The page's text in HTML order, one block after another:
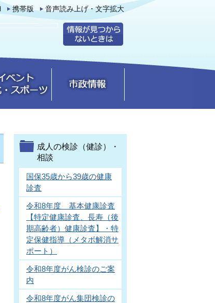
携帯版 音声読み上げ・文字拡大
成人の検診（健診）・
相談
国保35歳から39歳の健康
診査
令和8年度 基本健康診査
【特定健康診査、長寿（後
期高齢者）健康診査】・特
定保健指導（メタボ解消サ
ポート）
令和8年度がん検診のご案
内
令和8年度がん集団検診の